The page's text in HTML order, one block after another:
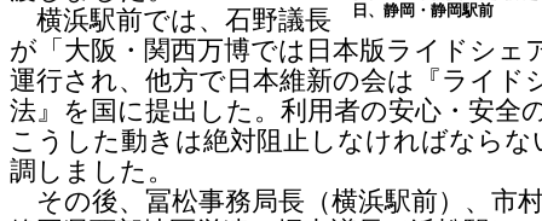
日、静岡・静岡駅前
横浜駅前では、石野議長
が「大阪・関西万博では日本版ライドシェ
運行され、他方で日本維新の会は『ライド
法』を国に提出した。利用者の安心・安全
こうした動きは絶対阻止しなければならな
調しました。
その後、冨松事務局長（横浜駅前）、市